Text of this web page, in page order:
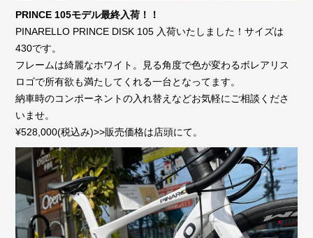
PRINCE 105モデル最終入荷！！
PINARELLO PRINCE DISK 105 入荷いたしました！サイズは
430です。
フレームは綺麗なホワイト。見る角度で色が変わるボレアリス
ロゴで所有欲も満たしてくれる一台となってます。
納車時のコンポーネントの入れ替えなどお気軽にご相談くださ
いませ。
¥528,000(税込み)>>販売価格は店頭にて。